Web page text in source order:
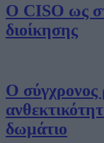
Ο CISO ως
διοίκησης
Ο
δωμάτιο